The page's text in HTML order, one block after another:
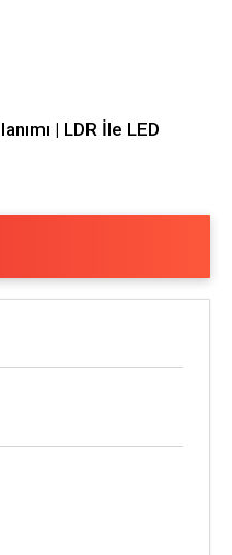
| LDR İle LED